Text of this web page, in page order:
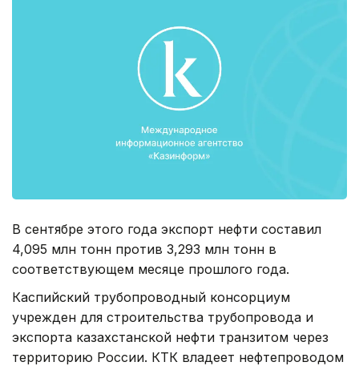
В сентябре этого года экспорт нефти составил
4,095 млн тонн против 3,293 млн тонн в
соответствующем месяце прошлого года.
Каспийский трубопроводный консорциум
учрежден для строительства трубопровода и
экспорта казахстанской нефти транзитом через
территорию России. КТК владеет нефтепроводом